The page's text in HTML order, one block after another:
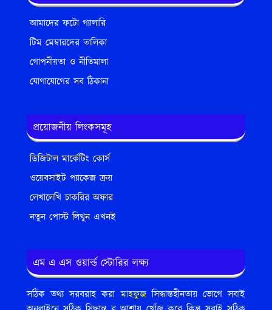
আমাদের ফটো গ্যালারি
টিম মেম্বারদের তালিকা
গোপনীয়তা ও নীতিমালা
যোগাযোগের সব ঠিকানা
প্রয়োজনীয় লিংকসমূহ
ডিজিটাল মার্কেটিং কোর্স
ওয়েবসাইট প্যাকেজ ক্রয়
লেখালেখি চাকরির অফার
নতুন পোস্ট লিখুন এখনই
এম এ এস ওয়ার্ল্ড স্টোরির লক্ষ্য
সঠিক তথ্য সরবরাহ করামাহফুজসিদ্ধান্তহীনতায় ভোগে সবাই